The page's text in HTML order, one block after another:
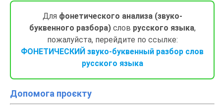
Для фонетического анализа (звуко-
буквенного разбора)слов русского языка,
пожалуйста, перейдите по ссылке:
ФОНЕТИЧЕСКИЙ звуко-буквенный разбор слов
русского языка
Допомога проєкту